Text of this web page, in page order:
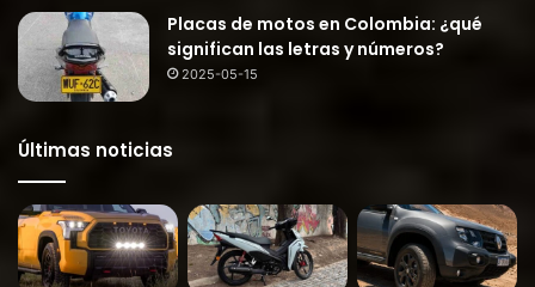
Placas de motos en Colombia: ¿qué
significan las letras y números?
2025-05-15
Últimas noticias